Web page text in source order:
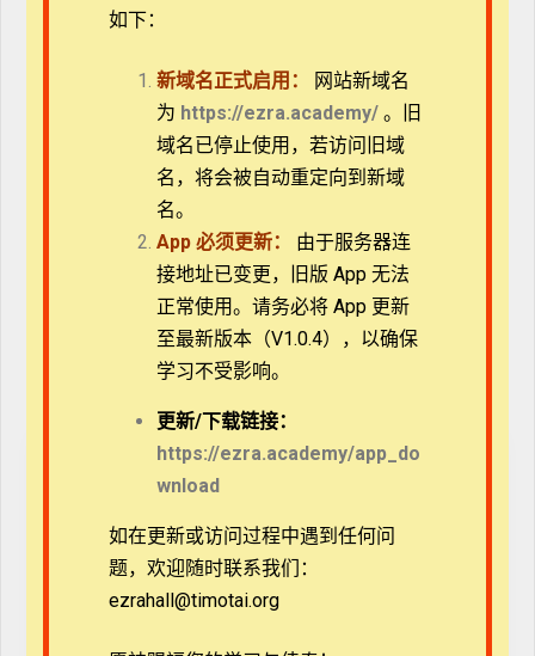
在此浏览器中保存我的显示名称、邮箱地址和网站地
址，以便下次评论时使用。
如下：
新域名正式启用：
网站新域名
为 https://ezra.academy/ 。旧
域名已停止使用，若访问旧域
名，将会被自动重定向到新域
名。
App必须更新：
由于服务器连
接地址已变更，旧版 App 无法
正常使用。请务必将 App 更新
至最新版本（V1.0.4），以确保
学习不受影响。
更新/下载链接：
https://ezra.academy/app_do
wnload
如在更新或访问过程中遇到任何问
题，欢迎随时联系我们：
ezrahall@timotai.org